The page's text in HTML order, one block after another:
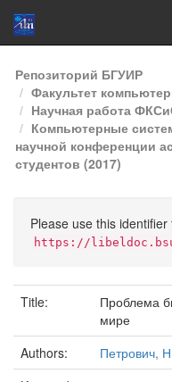
Skip
navigation
Репозиторий БГУИР
Факультет
Научная работа
Компьютерные
научной конференции
студентов (2017)
Please use this
https://
Title:
Проблема
мире
Authors:
Петрович,